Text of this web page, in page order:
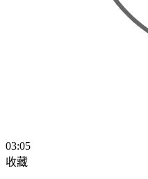
03:05
收藏